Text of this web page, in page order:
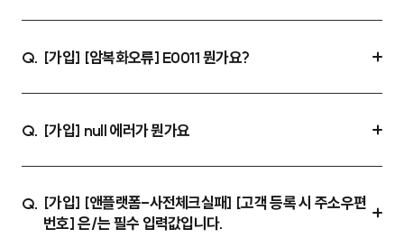
Q. [가입] [암복화오류] E0011 뭔가요?
Q. [가입] null 에러가 뭔가요
Q. [가입] [앤플랫폼-사전체크실패] [고객 등록 시 주소우편
번호] 은/는 필수 입력값입니다.